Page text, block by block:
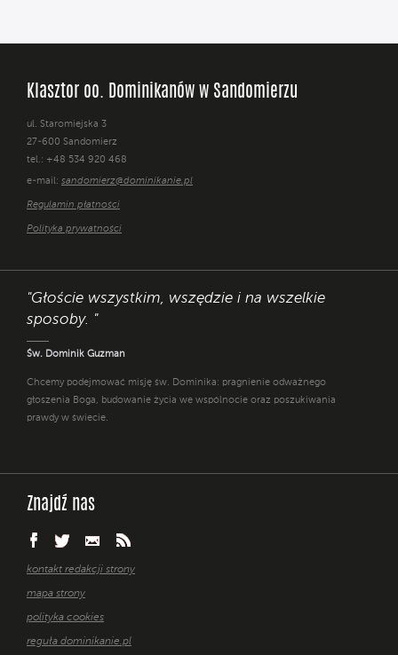
Klasztor oo. Dominikanów w Sandomierzu
ul. Staromiejska 3
27-600 Sandomierz
tel.: +48 534 920 468
e-mail: sandomierz@dominikanie.pl
Regulamin płatności
Polityka prywatności
"Głoście wszystkim, wszędzie i na wszelkie
sposoby. "
Św. Dominik Guzman
Chcemy podejmować misję św. Dominika: pragnienie odważnego
głoszenia Boga, budowanie życia we wspólnocie oraz poszukiwania
prawdy w świecie.
Znajdź nas
kontakt redakcji strony
mapa strony
polityka cookies
reguła dominikanie.pl